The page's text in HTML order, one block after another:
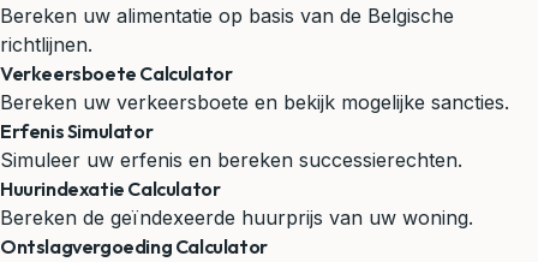
Bereken uw alimentatie op basis van de Belgische
richtlijnen.
Verkeersboete Calculator
Bereken uw verkeersboete en bekijk mogelijke sancties.
Erfenis Simulator
Simuleer uw erfenis en bereken successierechten.
Huurindexatie Calculator
Bereken de geïndexeerde huurprijs van uw woning.
Ontslagvergoeding Calculator